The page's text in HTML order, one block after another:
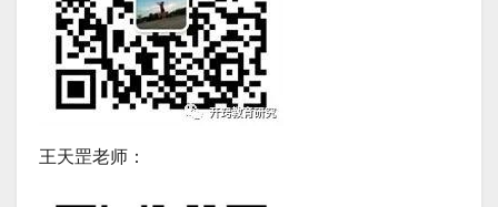
王天罡老师：